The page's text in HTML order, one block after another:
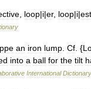
loop|i|er, loop|i|est
an iron lump Cf . {
into a ball for the tilt
International Dictionary